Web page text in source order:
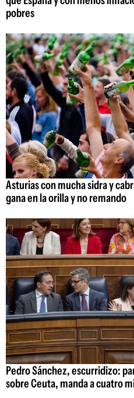
pobres
Asturias con mucha sidra y
gana en la orilla y no remando
Pedro Sánchez, escurridizo:
sobre Ceuta, manda a cuatro